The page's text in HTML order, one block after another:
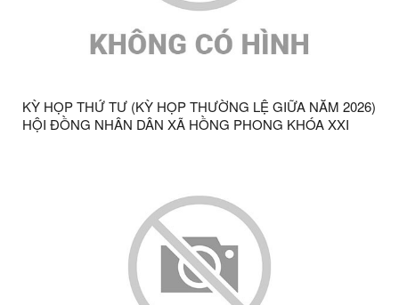
KỲ HỌP THỨ TƯ (KỲ HỌP THƯỜNG LỆ GIỮA NĂM 2026)
HỘI ĐỒNG NHÂN DÂN XÃ HỒNG PHONG KHÓA XXI